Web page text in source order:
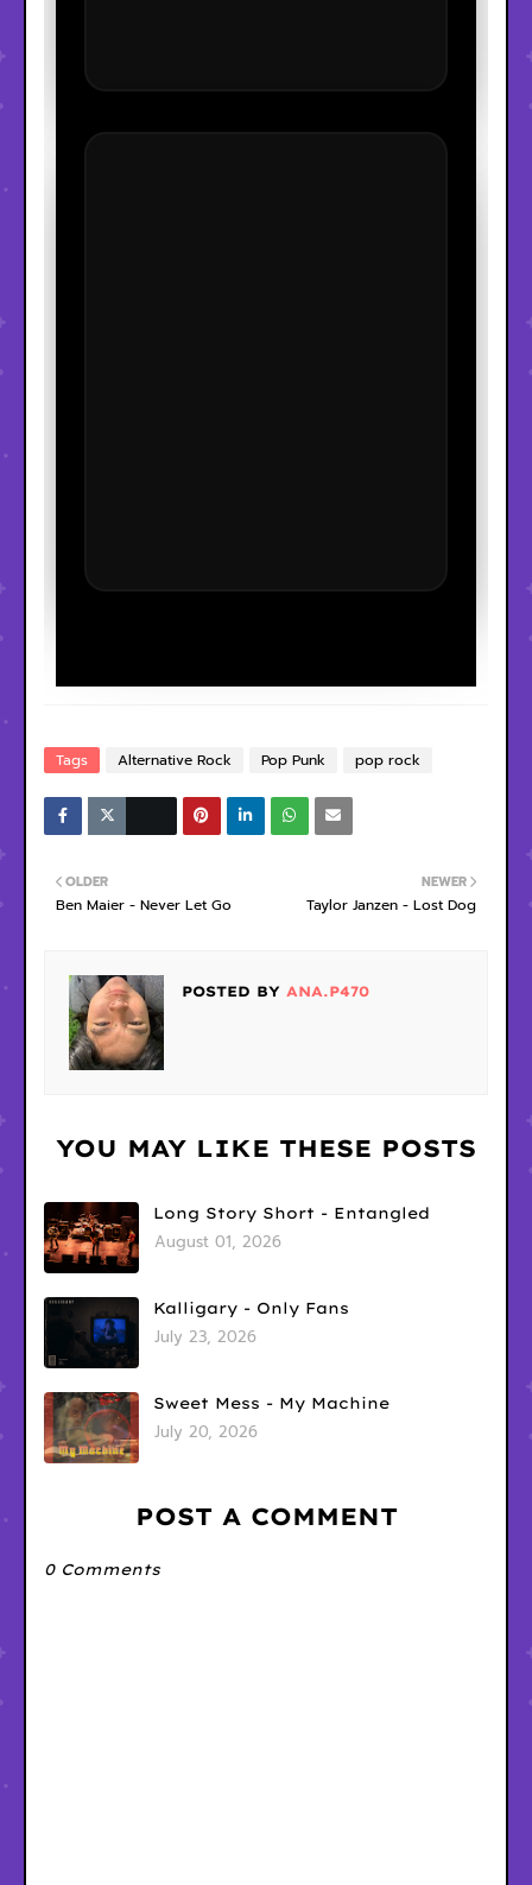
Tags Alternative Rock Pop Punk pop rock
NEWER
Taylor Janzen - Lost Dog
OLDER
Ben Maier - Never Let Go
POSTED BY ANA.P470
YOU MAY LIKE THESE POSTS
Long Story Short - Entangled
August 01, 2026
Kalligary - Only Fans
July 23, 2026
Sweet Mess - My Machine
July 20, 2026
POST A COMMENT
0 Comments